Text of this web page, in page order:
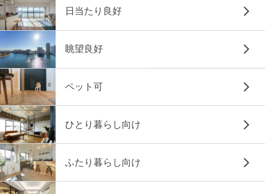
日当たり良好
眺望良好
ペット可
ひとり暮らし向け
ふたり暮らし向け